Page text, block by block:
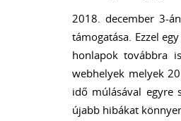
2018. december 3-
támogatása. Ezzel
honlapok továbbra
webhelyek melyek
idő múlásával egyre
újabb hibákat